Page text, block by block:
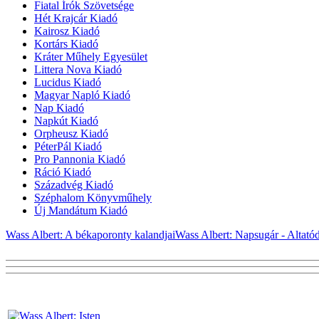
Fiatal Írók Szövetsége
Hét Krajcár Kiadó
Kairosz Kiadó
Kortárs Kiadó
Kráter Műhely Egyesület
Littera Nova Kiadó
Lucidus Kiadó
Magyar Napló Kiadó
Nap Kiadó
Napkút Kiadó
Orpheusz Kiadó
PéterPál Kiadó
Pro Pannonia Kiadó
Ráció Kiadó
Századvég Kiadó
Széphalom Könyvműhely
Új Mandátum Kiadó
Wass Albert: A békaporonty kalandjaiWass Albert: Napsugár -